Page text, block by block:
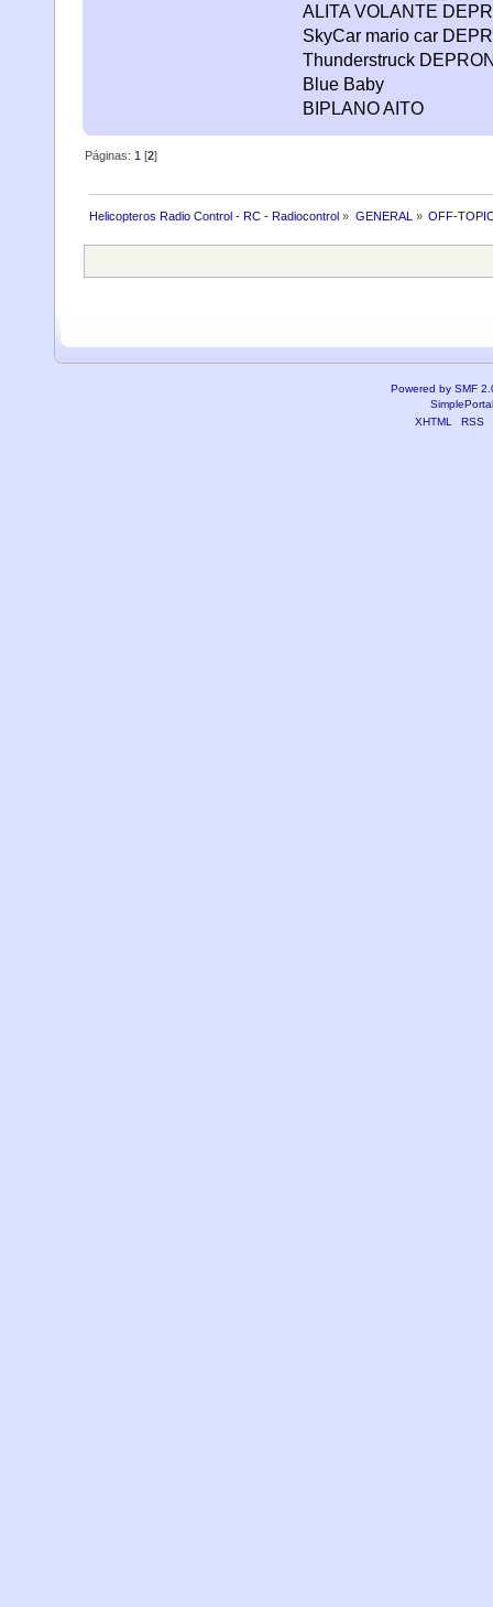
ALITA VOLANTE
SkyCar mario car
Thunderstruck
Blue Baby
BIPLANO AITO
Páginas: 1 [2]
Helicopteros Radio Control - RC - Radiocontrol » GENERAL » OFF-
Powered by SMF
XHTML
RSS